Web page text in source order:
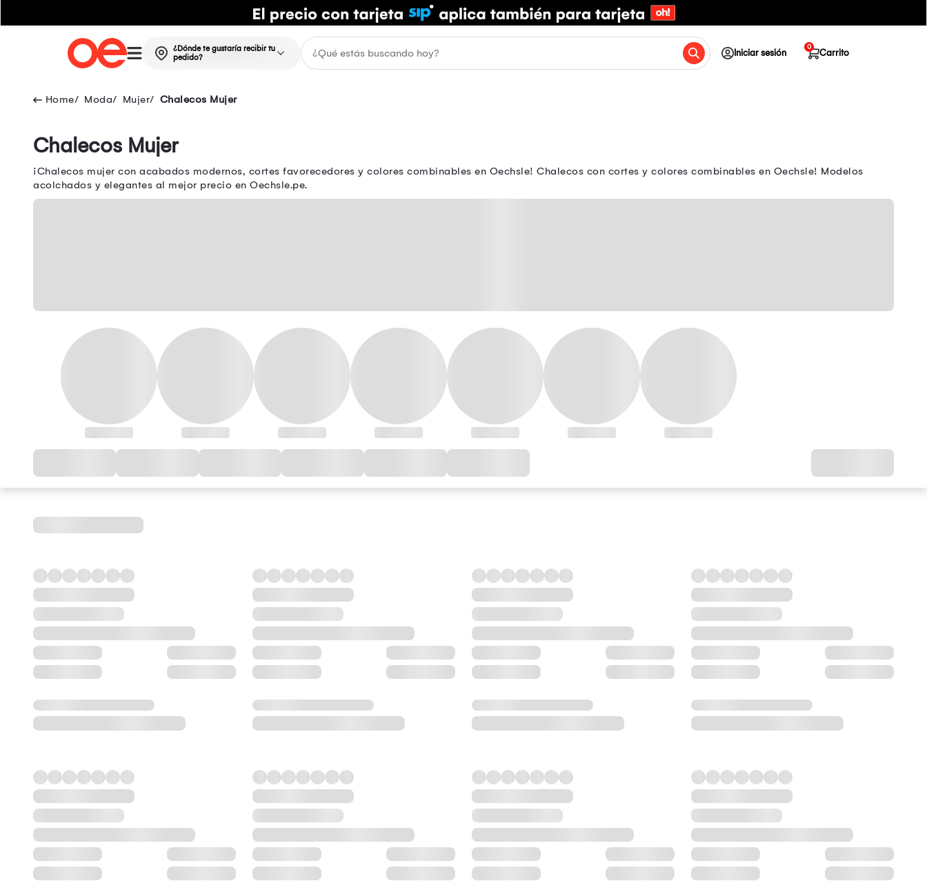
¿Dónde te gustaría recibir tu
pedido?
Iniciar sesión Carrito
0
Moda Mujer Chalecos Mujer
Chalecos Mujer
¡Chalecos mujer con acabados modernos, cortes favorecedores y colores combinables en Oechsle! Chalecos con cortes y colores combinables en Oechsle! Modelos
acolchados y elegantes al mejor precio en Oechsle.pe.